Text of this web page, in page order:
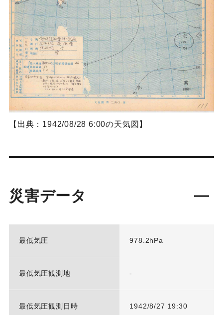
【出典：1942/08/28 6:00の天気図】
災害データ
最低気圧 978.2hPa
最低気圧観測地 -
最低気圧観測日時 1942/8/27 19:30